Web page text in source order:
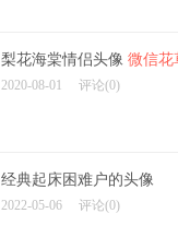
梨花海棠情侣头像 微信花
2020-08-01 评论(0)
经典起床困难户的头像
2022-05-06 评论(0)